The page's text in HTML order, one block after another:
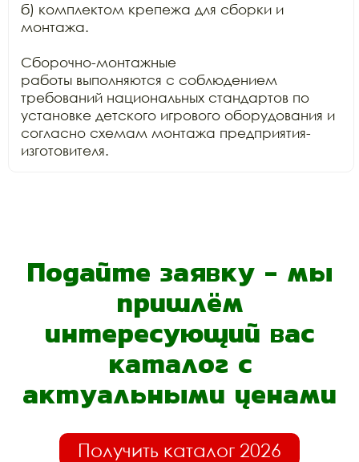
б) комплектом крепежа для сборки и
монтажа.
Сборочно-монтажные
работы выполняются с соблюдением
требований национальных стандартов по
установке детского игрового оборудования и
согласно схемам монтажа предприятия-
изготовителя.
Подайте заявку - мы
пришлём
интересующий вас
каталог с
актуальными ценами
Получить каталог 2026